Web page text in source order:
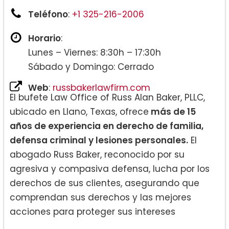
Teléfono: +1 325-216-2006
Horario:
Lunes – Viernes: 8:30h – 17:30h
Sábado y Domingo: Cerrado
Web: russbakerlawfirm.com
El bufete Law Office of Russ Alan Baker, PLLC,
ubicado en Llano, Texas, ofrece más de 15
años de experiencia en derecho de familia,
defensa criminal y lesiones personales. El
abogado Russ Baker, reconocido por su
agresiva y compasiva defensa, lucha por los
derechos de sus clientes, asegurando que
comprendan sus derechos y las mejores
acciones para proteger sus intereses